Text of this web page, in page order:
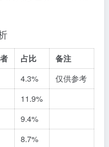
占比
备注
4.3%
仅供参考
11.9%
9.4%
8.7%